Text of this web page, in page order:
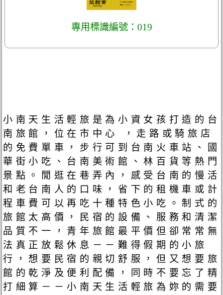
專用標識編號：019
小南天生活輕旅是為小資女孩打造的台
南旅館，位在市中心 ，走路或騎旅店
的免費單車，步行可到台南火車站、國
華街小吃、台南美術館、林百貨等熱門
景點。閒逛在巷弄內，感受台南的慢活
和老台南人的口味，省下的租機車或計
程車費可以再吃十種特色小吃。制式的
旅館太高價，民宿的設備、服務和清潔
品質不一，青年旅館最平價但卻常常無
法真正放鬆休息－－難得假期的小旅
行，想要民宿的親切舒服，但又想要旅
館的乾淨及便利配備，同時不要忘了精
打細算－－小南天生活輕旅為妳的需要